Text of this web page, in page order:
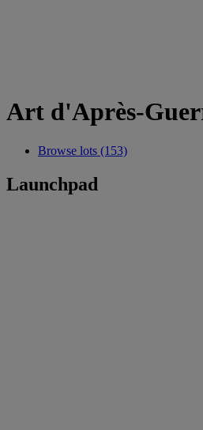
Art d'Après-
Browse lots (153)
Launchpad